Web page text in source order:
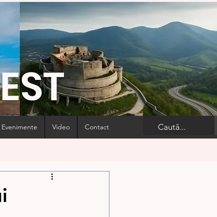
Evenimente Video Contact